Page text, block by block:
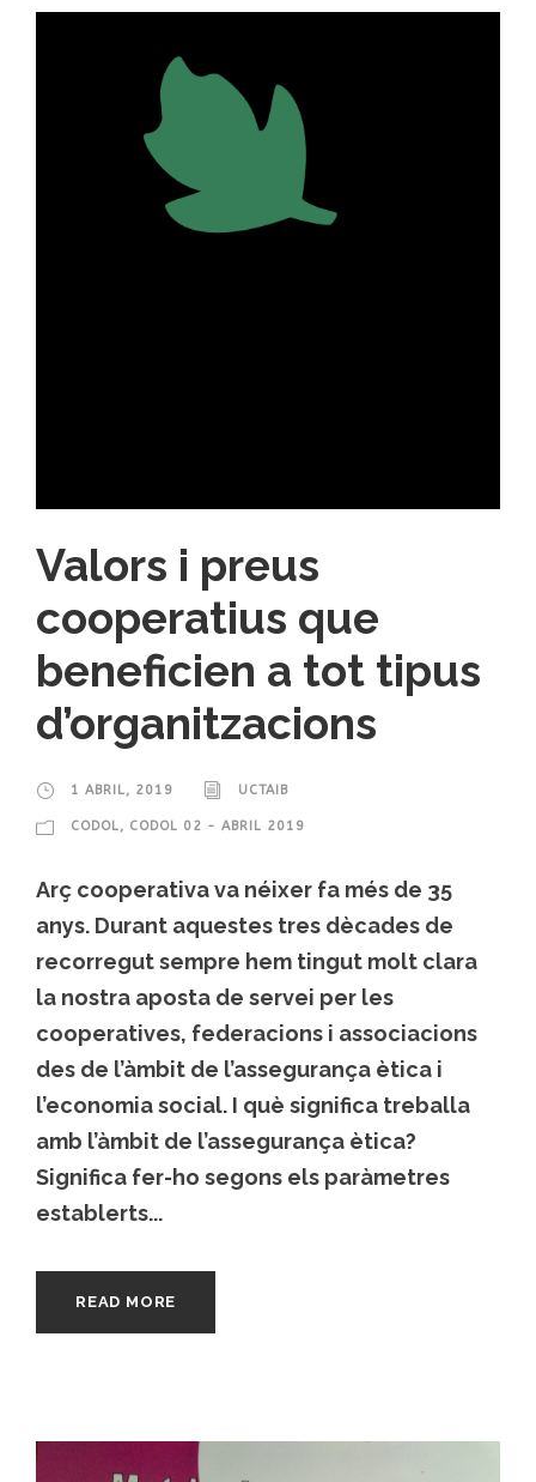
Valors i preus
cooperatius que
beneficien a tot tipus
d’organitzacions
1 ABRIL, 2019 UCTAIB
CODOL, CODOL 02 - ABRIL 2019
Arç cooperativa va néixer fa més de 35
anys. Durant aquestes tres dècades de
recorregut sempre hem tingut molt clara
la nostra aposta de servei per les
cooperatives, federacions i associacions
des de l’àmbit de l’assegurança ètica i
l’economia social. I què significa treballa
amb l’àmbit de l’assegurança ètica?
Significa fer-ho segons els paràmetres
establerts...
READ MORE